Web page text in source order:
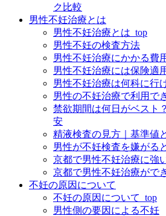
ク比較
男性不妊治療とは
男性不妊治療とは_top
男性不妊の検査方法
男性不妊治療にかかる費
男性不妊治療には保険適
男性不妊治療は何科に行
男性の不妊治療で利用で
禁欲期間は何日がベスト
安
精液検査の見方｜基準値
男性が不妊検査を嫌がる
京都で男性不妊治療に強
京都で男性不妊治療がで
不妊の原因について
不妊の原因について_top
男性側の要因による不妊